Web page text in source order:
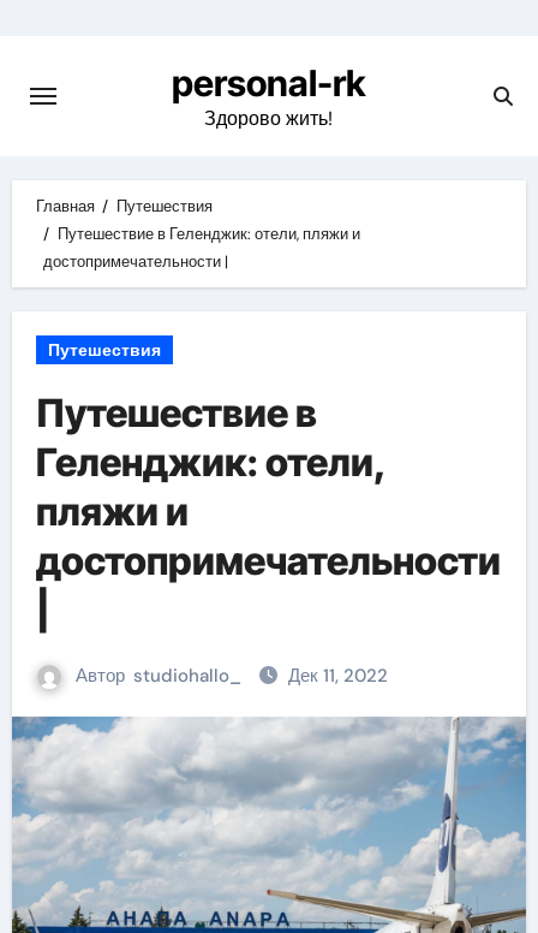
содержимому
personal-rk
Здорово жить!
Главная
Путешествия
Путешествие в Геленджик: отели, пляжи и
достопримечательности |
Путешествия
Путешествие в
Геленджик: отели,
пляжи и
достопримечательности
Автор studiohallo_ Дек 11, 2022